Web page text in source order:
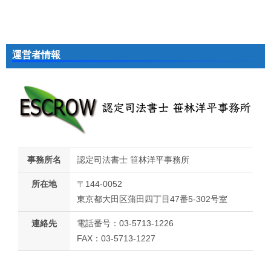
運営者情報
事務所名 認定司法書士 笹林洋平事務所
所在地
〒144-0052
東京都大田区蒲田四丁目47番5-302号室
連絡先
電話番号：03-5713-1226
FAX：03-5713-1227